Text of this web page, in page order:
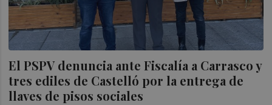
El PSPV denuncia ante Fiscalía a Carrasco y
tres ediles de Castelló por la entrega de
llaves de pisos sociales